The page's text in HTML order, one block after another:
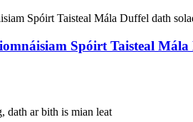
Spóirt Taisteal
dath ar bith is mian leat